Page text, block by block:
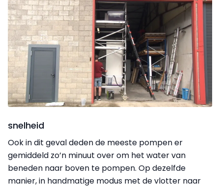
snelheid
Ook in dit geval deden de meeste pompen er
gemiddeld zo’n minuut over om het water van
beneden naar boven te pompen. Op dezelfde
manier, in handmatige modus met de vlotter naar